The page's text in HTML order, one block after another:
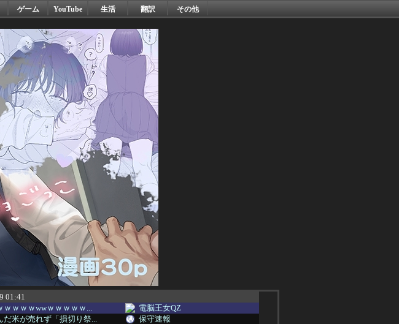
ゲーム YouTube 生活 翻訳 その他
01:41
ｗｗｗｗwwｗｗｗｗｗ...
電脳王女QZ
米が売れず「損切り祭...
保守速報